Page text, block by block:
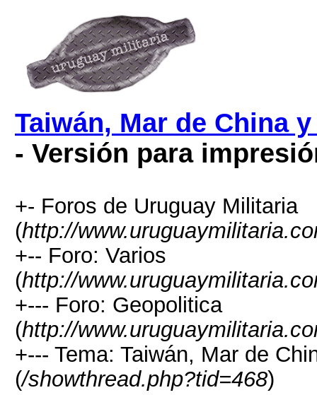
Taiwán, Mar de China
- Versión para
+- Foros de Uruguay Militaria
(http://
+-- Foro: Varios
(http://
+--- Foro: Geopolitica
(http://
+--- Tema: Taiwán, Mar de
(/showthread.php?tid=468)